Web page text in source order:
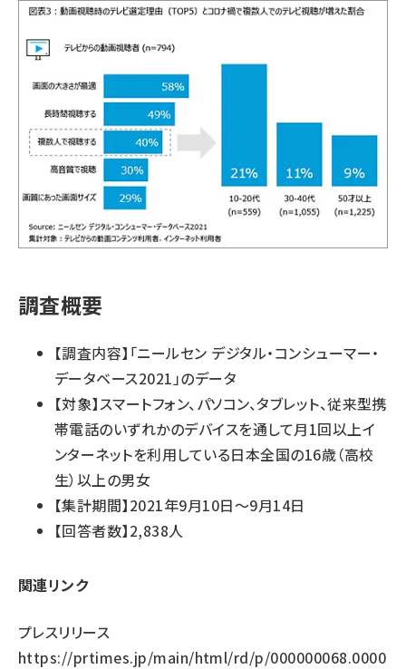
調査概要
【調査内容】「ニールセン デジタル・コンシューマー・
データベース2021」のデータ
【対象】スマートフォン、パソコン、タブレット、従来型携
帯電話のいずれかのデバイスを通して月1回以上イ
ンターネットを利用している日本全国の16歳（高校
生）以上の男女
【集計期間】2021年9月10日～9月14日
【回答者数】2,838人
関連リンク
プレスリリース
https://prtimes.jp/main/html/rd/p/000000068.0000